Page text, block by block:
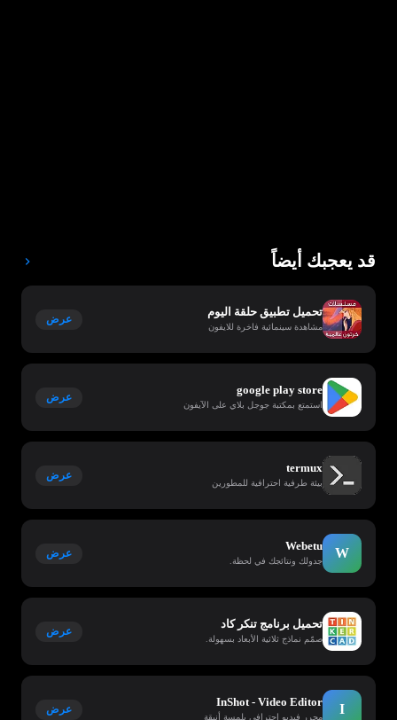
قد يعجبك أيضاً
تحميل تطبيق حلقة اليوم
مشاهدة سينمائية فاخرة للايفون
عرض
google play store
استمتع بمكتبة جوجل بلاي على الآيفون
عرض
termux
بيئة طرفية احترافية للمطورين
عرض
W
Webetu
جدولك ونتائجك في لحظة.
عرض
تحميل برنامج تنكر كاد
صمّم نماذج ثلاثية الأبعاد بسهولة.
عرض
I
InShot - Video Editor
محرر فيديو احترافي بلمسة أنيقة
عرض